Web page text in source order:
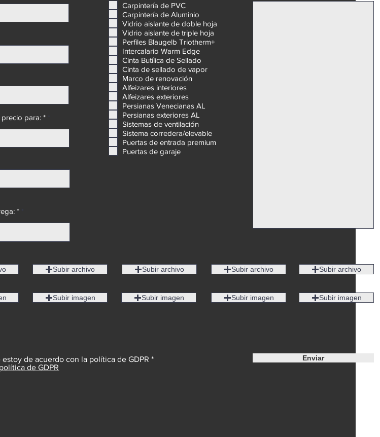
para: *
*
l
i
g
a
t
o
r
o
Carpintería de PVC
Carpintería de Aluminio
Vidrio aislante de doble hoja
Vidrio aislante de triple hoja
Perfiles Blaugelb Triotherm+
Intercalario Warm Edge
Cinta Butílica de Sellado
Cinta de sellado de vapor
Marco de renovación
Alfeizares interiores
Alfeizares exteriores
Persianas Venecianas AL
Persianas exteriores AL
Sistemas de ventilación
Sistema corredera/elevable
Puertas de entrada premium
Puertas de garaje
Subir archivo
Subir imagen
Subir archivo
Subir imagen
Subir archivo
Subir imagen
Subir archivo
Subir imagen
estoy de acuerdo con la política de GDPR *
de GDPR
Enviar